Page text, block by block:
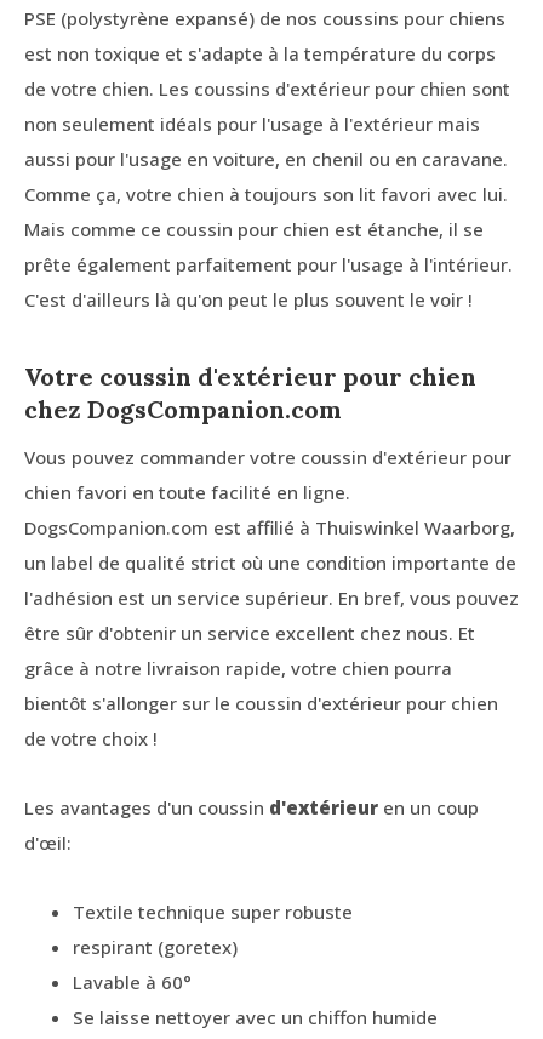
PSE (polystyrène expansé) de nos coussins pour chiens
est non toxique et s'adapte à la température du corps
de votre chien. Les coussins d'extérieur pour chien sont
non seulement idéals pour l'usage à l'extérieur mais
aussi pour l'usage en voiture, en chenil ou en caravane.
Comme ça, votre chien à toujours son lit favori avec lui.
Mais comme ce coussin pour chien est étanche, il se
prête également parfaitement pour l'usage à l'intérieur.
C'est d'ailleurs là qu'on peut le plus souvent le voir !
Votre coussin d'extérieur pour chien
chez DogsCompanion.com
Vous pouvez commander votre coussin d'extérieur pour
chien favori en toute facilité en ligne.
DogsCompanion.com est affilié à Thuiswinkel Waarborg,
un label de qualité strict où une condition importante de
l'adhésion est un service supérieur. En bref, vous pouvez
être sûr d'obtenir un service excellent chez nous. Et
grâce à notre livraison rapide, votre chien pourra
bientôt s'allonger sur le coussin d'extérieur pour chien
de votre choix !
Les avantages d'un coussin d'extérieur en un coup
d'œil:
Textile technique super robuste
respirant (goretex)
Lavable à 60°
Se laisse nettoyer avec un chiffon humide